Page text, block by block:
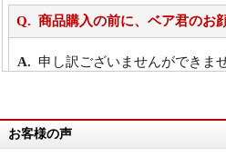
商品購入の前に、ベア君のお
申し訳ございませんができませ
万が一欲しい商品が見つから
お客様の声